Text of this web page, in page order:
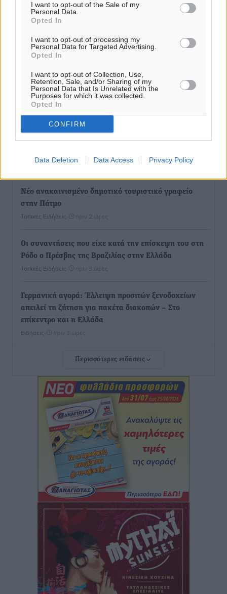
I want to opt-out of the Sale of my
Personal Data.
Opted In
I want to opt-out of processing my
Personal Data for Targeted Advertising.
Opted In
I want to opt-out of Collection, Use,
Retention, Sale, and/or Sharing of my
Personal Data that Is Unrelated with the
Purposes for which it was collected.
Opted In
CONFIRM
Data Deletion Data Access Privacy Policy
Η Meridiam ξεκλειδώνει τις έρευνες βυθού στη
θαλάσσια περιοχή Κάσου και Καρπάθου
Τοπικές Ειδήσεις• πριν 4 λεπτά
Παρουσίαση βιβλίου του Α. Χατζημιχαήλ – Τιμητική
εκδήλωση για τους αυτοδιοικητικούς της Κω
Πολιτιστικά• πριν 1 ώρα
Εγκρίθηκε η ηλεκτρική διασύνδεση Ρόδου και Κω
μέσω υποβρύχιων καλωδίων με την ηπειρωτική
Τοπικές Ειδήσεις• πριν 2 ώρες
Νέο ανακαινισμένο δημοτικό τουριστικό γραφείο
στην Πάτμο
Τοπικές Ειδήσεις πριν 2 ώρες
Οι συναντήσεις που είχε κατά την επίσκεψη του στη
Ρόδο ο Πρέσβης της Βραζιλίας στην Ελλάδα
Τοπικές Ειδήσεις πριν 3 ώρες
Γερμανική αγορά: Έλλειψη προσιτών ξενοδοχείων
απειλεί τη ζήτηση για πακέτα διακοπών – Στο
επίκεντρο και η Ελλάδα
Ειδήσεις πριν 3 ώρες
Νέο ξενοδοχείο στη Ρόδο για την H Hotels –
στην Κω
Τοπικές Ειδήσεις• πριν 3 ώρες
Αυτοκίνητο μπήκε παράνομα σε μονόδρομο στο
Μαστιχάρι – Αναποδογύρισε όχημα με μητέρα και
5χρονο παιδί
Τοπικές Ειδήσεις • πριν 3 ώρες
“Η Ευρώπη αντιμετώπιζε το προσφυγικό σαν ταινία
τρόμου” – Η συγκλονιστική μαρτυρία της Χαρούλας
Γιασιράνη στον RV για τα γεγονότα που οδήγησαν στο
Σύμφωνο της Λέρου
Τοπικές Ειδήσεις • πριν 4 ώρες
Συναυλία με τον Γιάννη Κότσιρα στις 21 Αυγούστου
Πολιτιστικά• πριν 4 ώρες
Περισσότερες ειδήσεις